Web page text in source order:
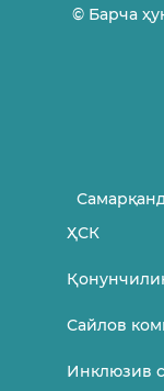
© Барча
ҲСК
Биз
Боғланиш
Сайлов
Туман/
Инклюзив